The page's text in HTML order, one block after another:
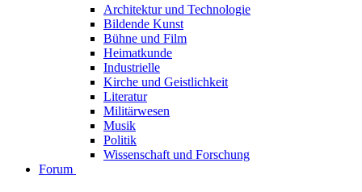
Architektur und Technologie
Bildende Kunst
Bühne und Film
Heimatkunde
Industrielle
Kirche und Geistlichkeit
Literatur
Militärwesen
Musik
Politik
Wissenschaft und Forschung
Forum